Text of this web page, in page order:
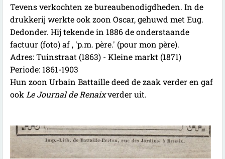
Tevens verkochten ze bureaubenodigdheden. In de
drukkerij werkte ook zoon Oscar, gehuwd met Eug.
Dedonder. Hij tekende in 1886 de onderstaande
factuur (foto) af , 'p.m. père.' (pour mon père).
Adres: Tuinstraat (1863) - Kleine markt (1871)
Periode: 1861-1903
Hun zoon Urbain Battaille deed de zaak verder en gaf
ook Le Journal de Renaixverder uit.